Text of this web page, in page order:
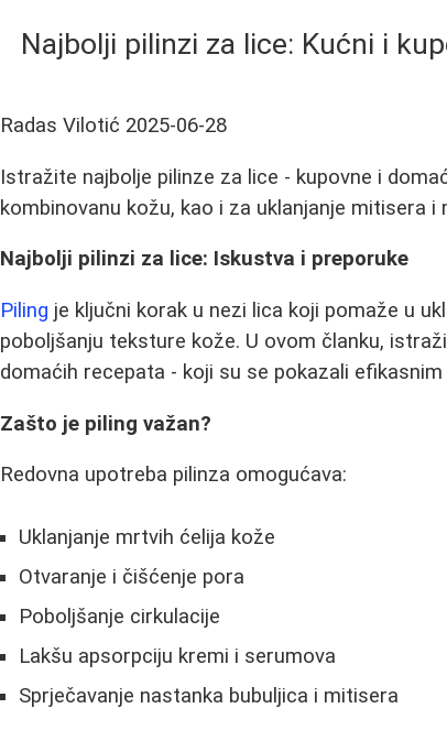
Najbolji pilinzi za lice: Kućni i
Radas Vilotić 2025-06-28
Istražite najbolje pilinze za lice - kupovne i
kombinovanu kožu, kao i za uklanjanje mitisera i
Najbolji pilinzi za lice: Iskustva i preporuke
Piling je ključni korak u nezi lica koji pomaže u
poboljšanju teksture kože. U ovom članku,
domaćih recepata - koji su se pokazali
Zašto je piling važan?
Redovna upotreba pilinza omogućava:
Uklanjanje mrtvih ćelija kože
Otvaranje i čišćenje pora
Poboljšanje cirkulacije
Lakšu apsorpciju kremi i serumova
Sprječavanje nastanka bubuljica i mitisera